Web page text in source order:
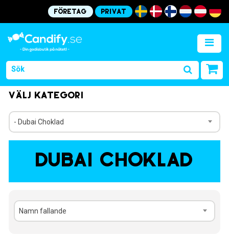
Företag Privat
Välj kategori
- Dubai Choklad
Dubai Choklad
Namn fallande